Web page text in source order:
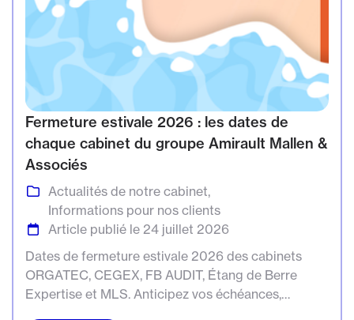
Fermeture estivale 2026 : les dates de
chaque cabinet du groupe Amirault Mallen &
Associés
Actualités de notre cabinet
Informations pour nos clients
Article publié le 24 juillet 2026
Dates de fermeture estivale 2026 des cabinets
ORGATEC, CEGEX, FB AUDIT, Étang de Berre
Expertise et MLS. Anticipez vos échéances,